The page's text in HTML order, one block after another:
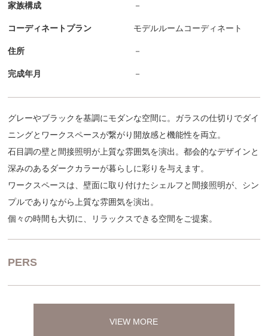
家族構成 －
コーディネートプラン モデルルームコーディネート
住所 －
完成年月 －
グレーやブラックを基調にモダンな空間に。ガラスの仕切りでダイ
ニングとワークスペースが繋がり開放感と機能性を両立。
石目調の壁と間接照明が上質な雰囲気を演出。都会的なデザインと
深みのあるダークカラーが暮らしに彩りを与えます。
ワークスペースは、壁面に取り付けたシェルフと間接照明が、シン
プルでありながら上質な雰囲気を演出。
個々の時間も大切に、リラックスできる空間をご提案。
PERS
VIEW MORE